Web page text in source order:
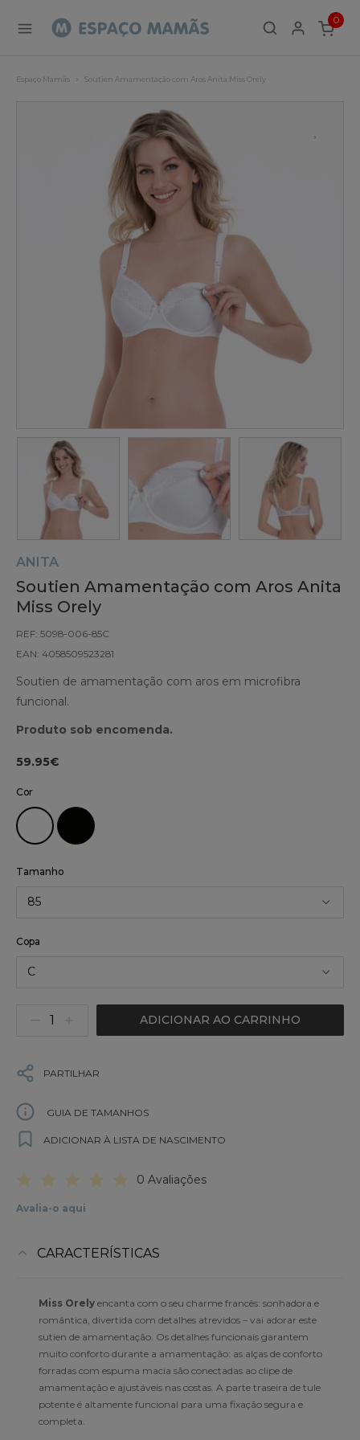
0
ITEMS
Espaço Mamãs Soutien Amamentação com Aros Anita Miss Orely
ANITA
Soutien Amamentação com Aros Anita
Miss Orely
REF: 5098-006-85C
EAN: 4058509523281
Soutien de amamentação com aros em microfibra
funcional.
Produto sob encomenda.
59.95€
Cor
Tamanho
85
Copa
C
ADICIONAR AO CARRINHO
PARTILHAR
GUIA DE TAMANHOS
ADICIONAR À LISTA DE NASCIMENTO
0 Avaliações
Avalia-o aqui
CARACTERÍSTICAS
Miss Orely encanta com o seu charme francês: sonhadora e
romântica, divertida com detalhes atrevidos – vai adorar este
sutien de amamentação. Os detalhes funcionais garantem
muito conforto durante a amamentação: as alças de conforto
forradas com espuma macia são conectadas ao clipe de
amamentação e ajustáveis nas costas. A parte traseira de tule
potente é altamente funcional para uma fixação segura e
completa.